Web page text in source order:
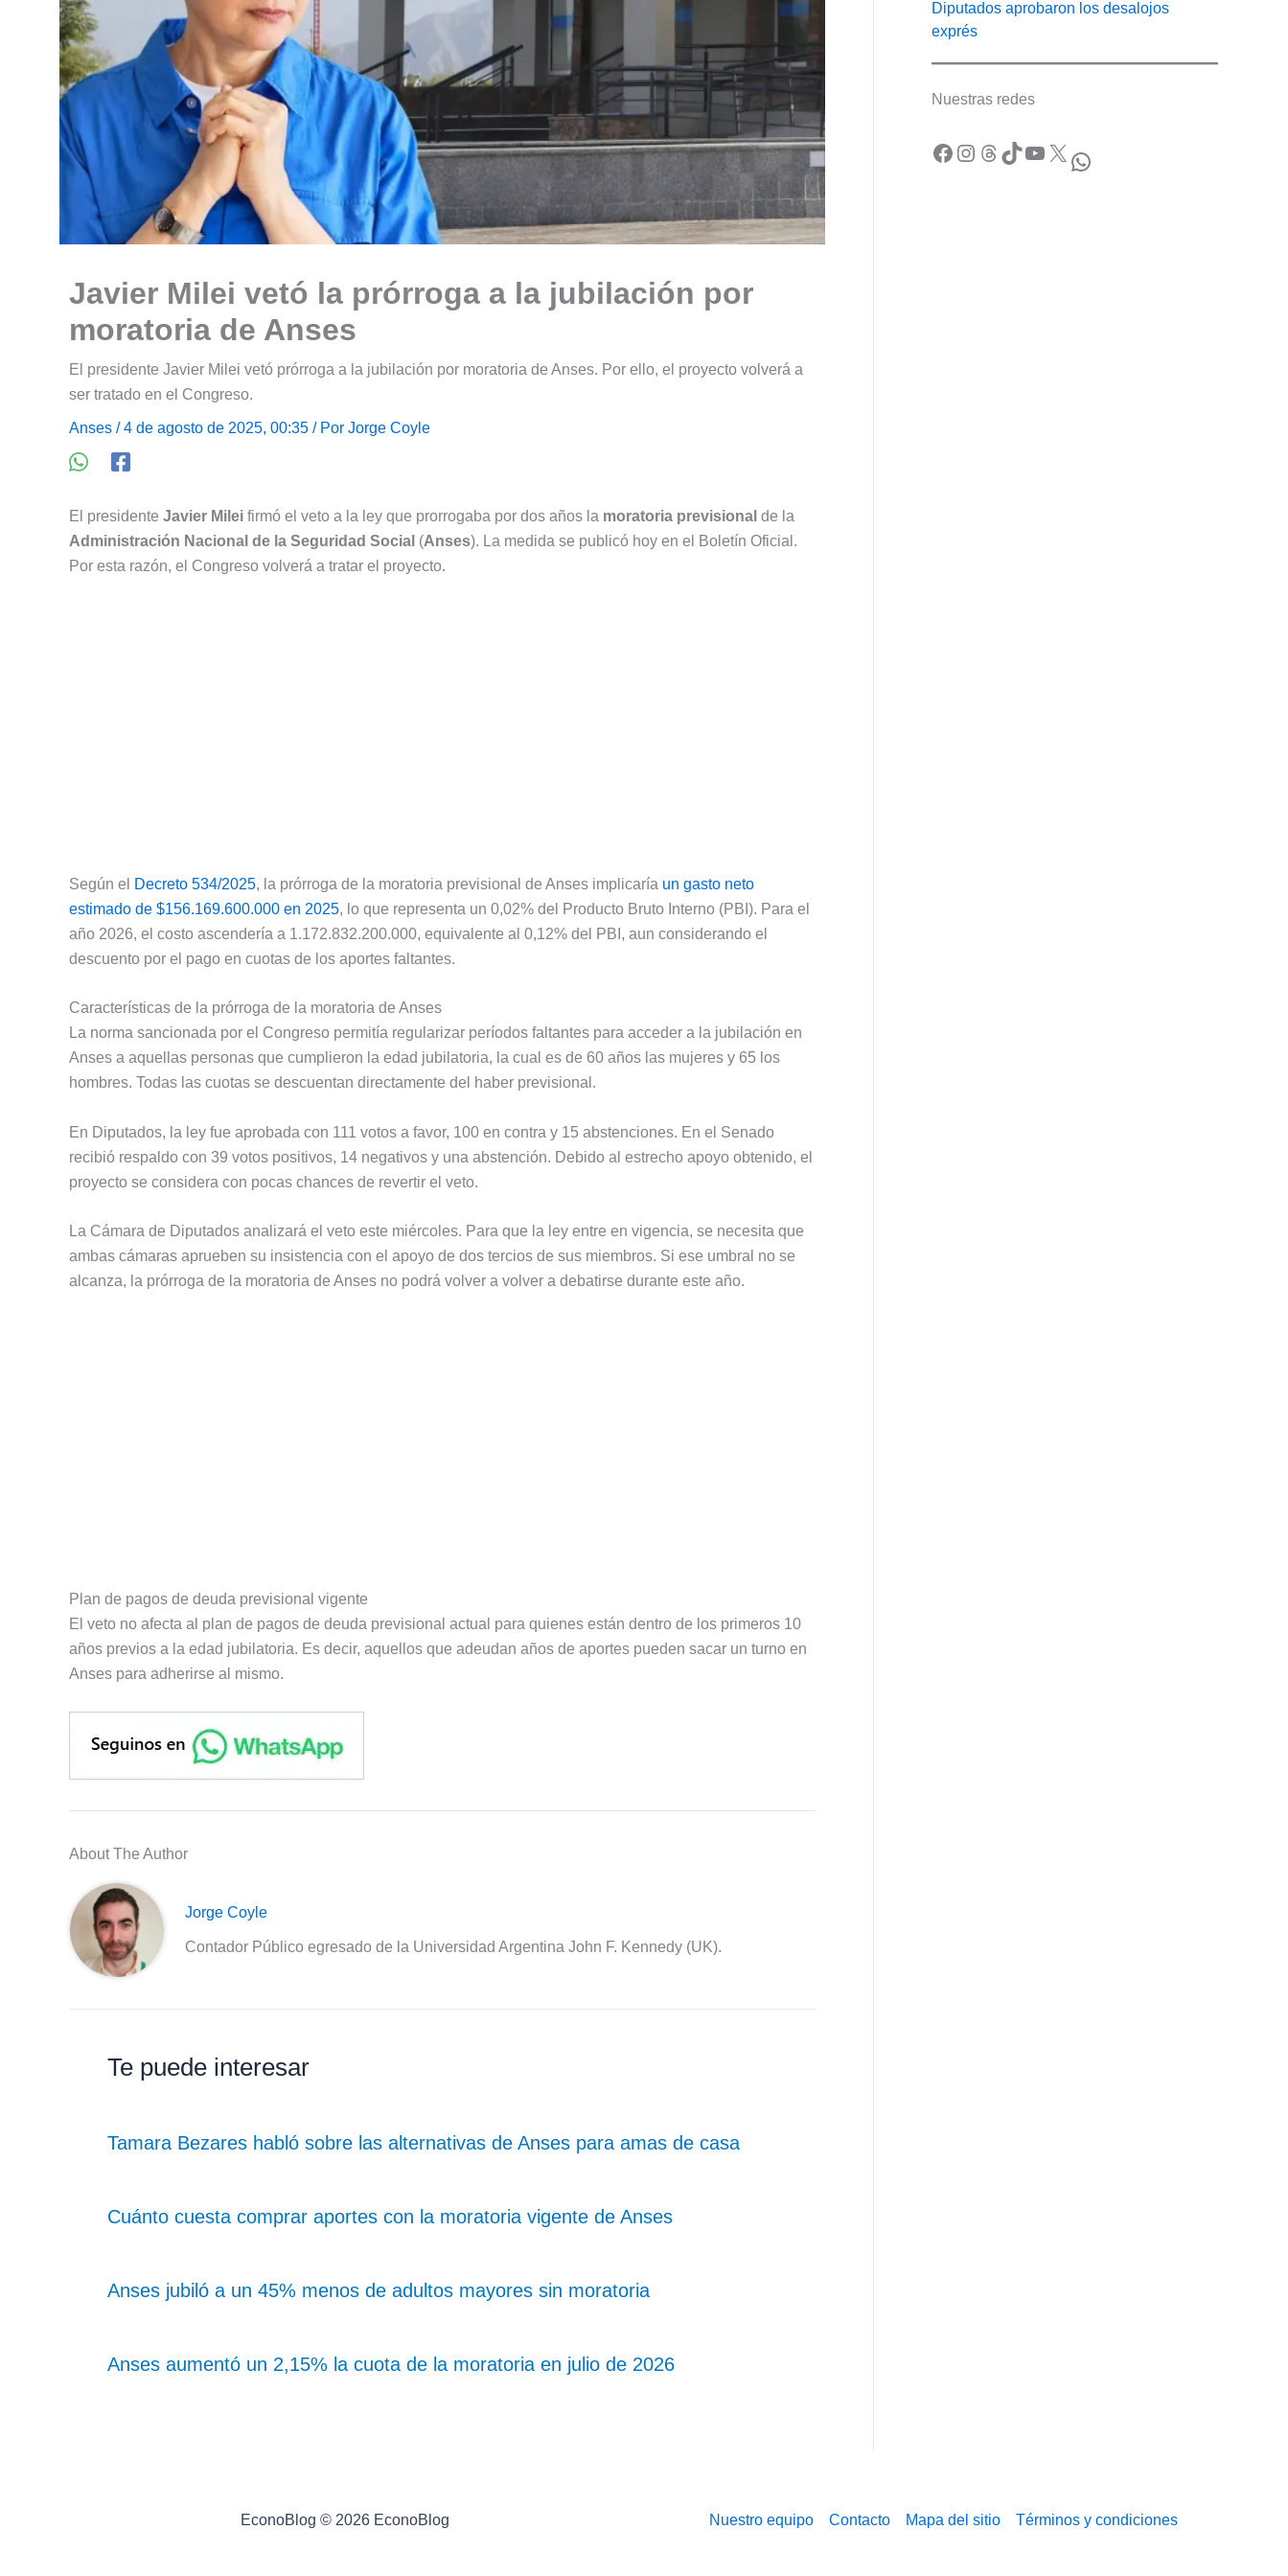
Javier Milei vetó la prórroga a la jubilación por
moratoria de Anses
El presidente Javier Milei vetó prórroga a la jubilación por moratoria de Anses. Por ello, el proyecto volverá a
ser tratado en el Congreso.
Anses / 4 de agosto de 2025, 00:35 / Por Jorge Coyle
El presidente Javier Milei firmó el veto a la ley que prorrogaba por dos años la moratoria previsional de la
Administración Nacional de la Seguridad Social (Anses). La medida se publicó hoy en el Boletín Oficial.
Por esta razón, el Congreso volverá a tratar el proyecto.
Según el Decreto 534/2025, la prórroga de la moratoria previsional de Anses implicaría un gasto neto
estimado de $156.169.600.000 en 2025, lo que representa un 0,02% del Producto Bruto Interno (PBI). Para el
año 2026, el costo ascendería a 1.172.832.200.000, equivalente al 0,12% del PBI, aun considerando el
descuento por el pago en cuotas de los aportes faltantes.
Características de la prórroga de la moratoria de Anses
La norma sancionada por el Congreso permitía regularizar períodos faltantes para acceder a la jubilación en
Anses a aquellas personas que cumplieron la edad jubilatoria, la cual es de 60 años las mujeres y 65 los
hombres. Todas las cuotas se descuentan directamente del haber previsional.
En Diputados, la ley fue aprobada con 111 votos a favor, 100 en contra y 15 abstenciones. En el Senado
recibió respaldo con 39 votos positivos, 14 negativos y una abstención. Debido al estrecho apoyo obtenido, el
proyecto se considera con pocas chances de revertir el veto.
La Cámara de Diputados analizará el veto este miércoles. Para que la ley entre en vigencia, se necesita que
ambas cámaras aprueben su insistencia con el apoyo de dos tercios de sus miembros. Si ese umbral no se
alcanza, la prórroga de la moratoria de Anses no podrá volver a volver a debatirse durante este año.
Plan de pagos de deuda previsional vigente
El veto no afecta al plan de pagos de deuda previsional actual para quienes están dentro de los primeros 10
años previos a la edad jubilatoria. Es decir, aquellos que adeudan años de aportes pueden sacar un turno en
Anses para adherirse al mismo.
About The Author
Jorge Coyle
Contador Público egresado de la Universidad Argentina John F. Kennedy (UK).
Te puede interesar
Tamara Bezares habló sobre las alternativas de Anses para amas de casa
Cuánto cuesta comprar aportes con la moratoria vigente de Anses
Anses jubiló a un 45% menos de adultos mayores sin moratoria
Anses aumentó un 2,15% la cuota de la moratoria en julio de 2026
Diputados aprobaron los desalojos
exprés
Nuestras redes
Facebook Instagram Threads TikTok YouTube X WhatsApp
EconoBlog © 2026 EconoBlog Nuestro equipo Contacto Mapa del sitio Términos y condiciones